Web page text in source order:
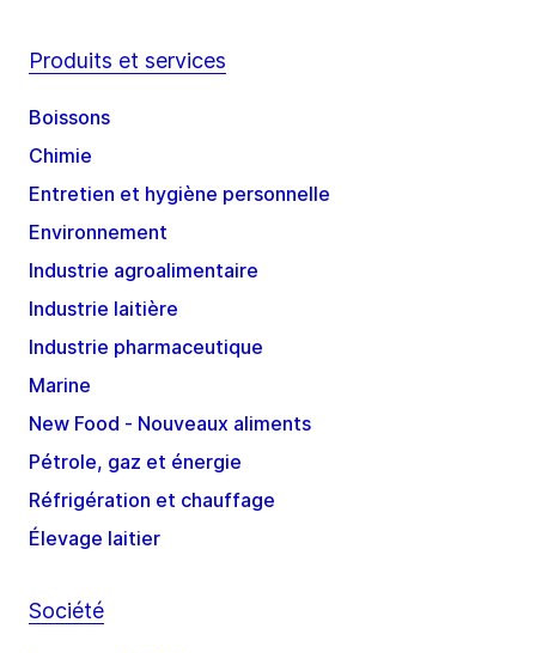
Produits et services
Boissons
Chimie
Entretien et hygiène personnelle
Environnement
Industrie agroalimentaire
Industrie laitière
Industrie pharmaceutique
Marine
New Food - Nouveaux aliments
Pétrole, gaz et énergie
Réfrigération et chauffage
Élevage laitier
Société